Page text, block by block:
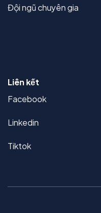
Đội ngũ chuyên gia
Liên kết
Facebook
Linkedin
Tiktok